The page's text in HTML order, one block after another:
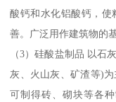
酸钙和水化铝酸钙，使
善。广泛用作建筑物的
（3）硅酸盐制品 以石
灰、火山灰、矿渣等)
可制得砖、砌块等各